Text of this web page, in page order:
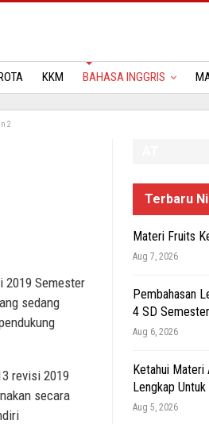
KKM BAHASA INGGRIS
2
2019 Semester
sedang
revisi 2019
secara
Terbaru
Materi Fruits
Aug 7, 2026
Pembahasan
4 SD
Aug 6, 2026
Ketahui Materi
Lengkap
Aug 5, 2026